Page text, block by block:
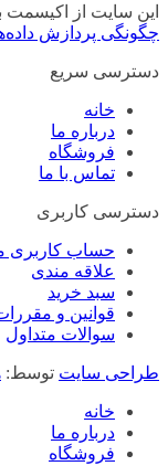
این سایت از
چگونگی پردازش
دسترسی سریع
خانه
درباره ما
فروشگاه
تماس با ما
دسترسی کاربری
حساب کاربری
علاقه مندی
سبد خرید
قوانین و
سوالات متداول
طراحی سایت توسط:
خانه
درباره ما
فروشگاه